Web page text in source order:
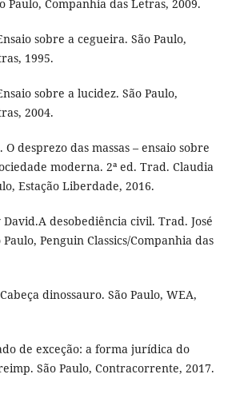
Paulo, Companhia das Letras, 2009.
sobre a cegueira. São Paulo,
1995.
sobre a lucidez. São Paulo,
2004.
O desprezo das massas – ensaio sobre
moderna. 2ª ed. Trad. Claudia
Estação Liberdade, 2016.
David.A desobediência civil. Trad. José
Penguin Classics/Companhia das
dinossauro. São Paulo, WEA,
de exceção: a forma jurídica do
São Paulo, Contracorrente, 2017.